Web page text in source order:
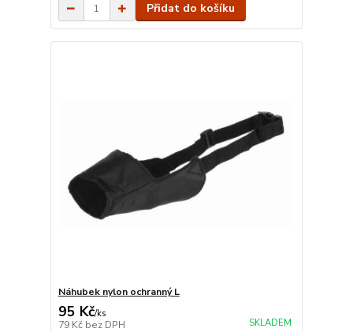
Přidat do košíku
Náhubek nylon ochranný L
95 Kč/ks
79 Kč bez DPH SKLADEM